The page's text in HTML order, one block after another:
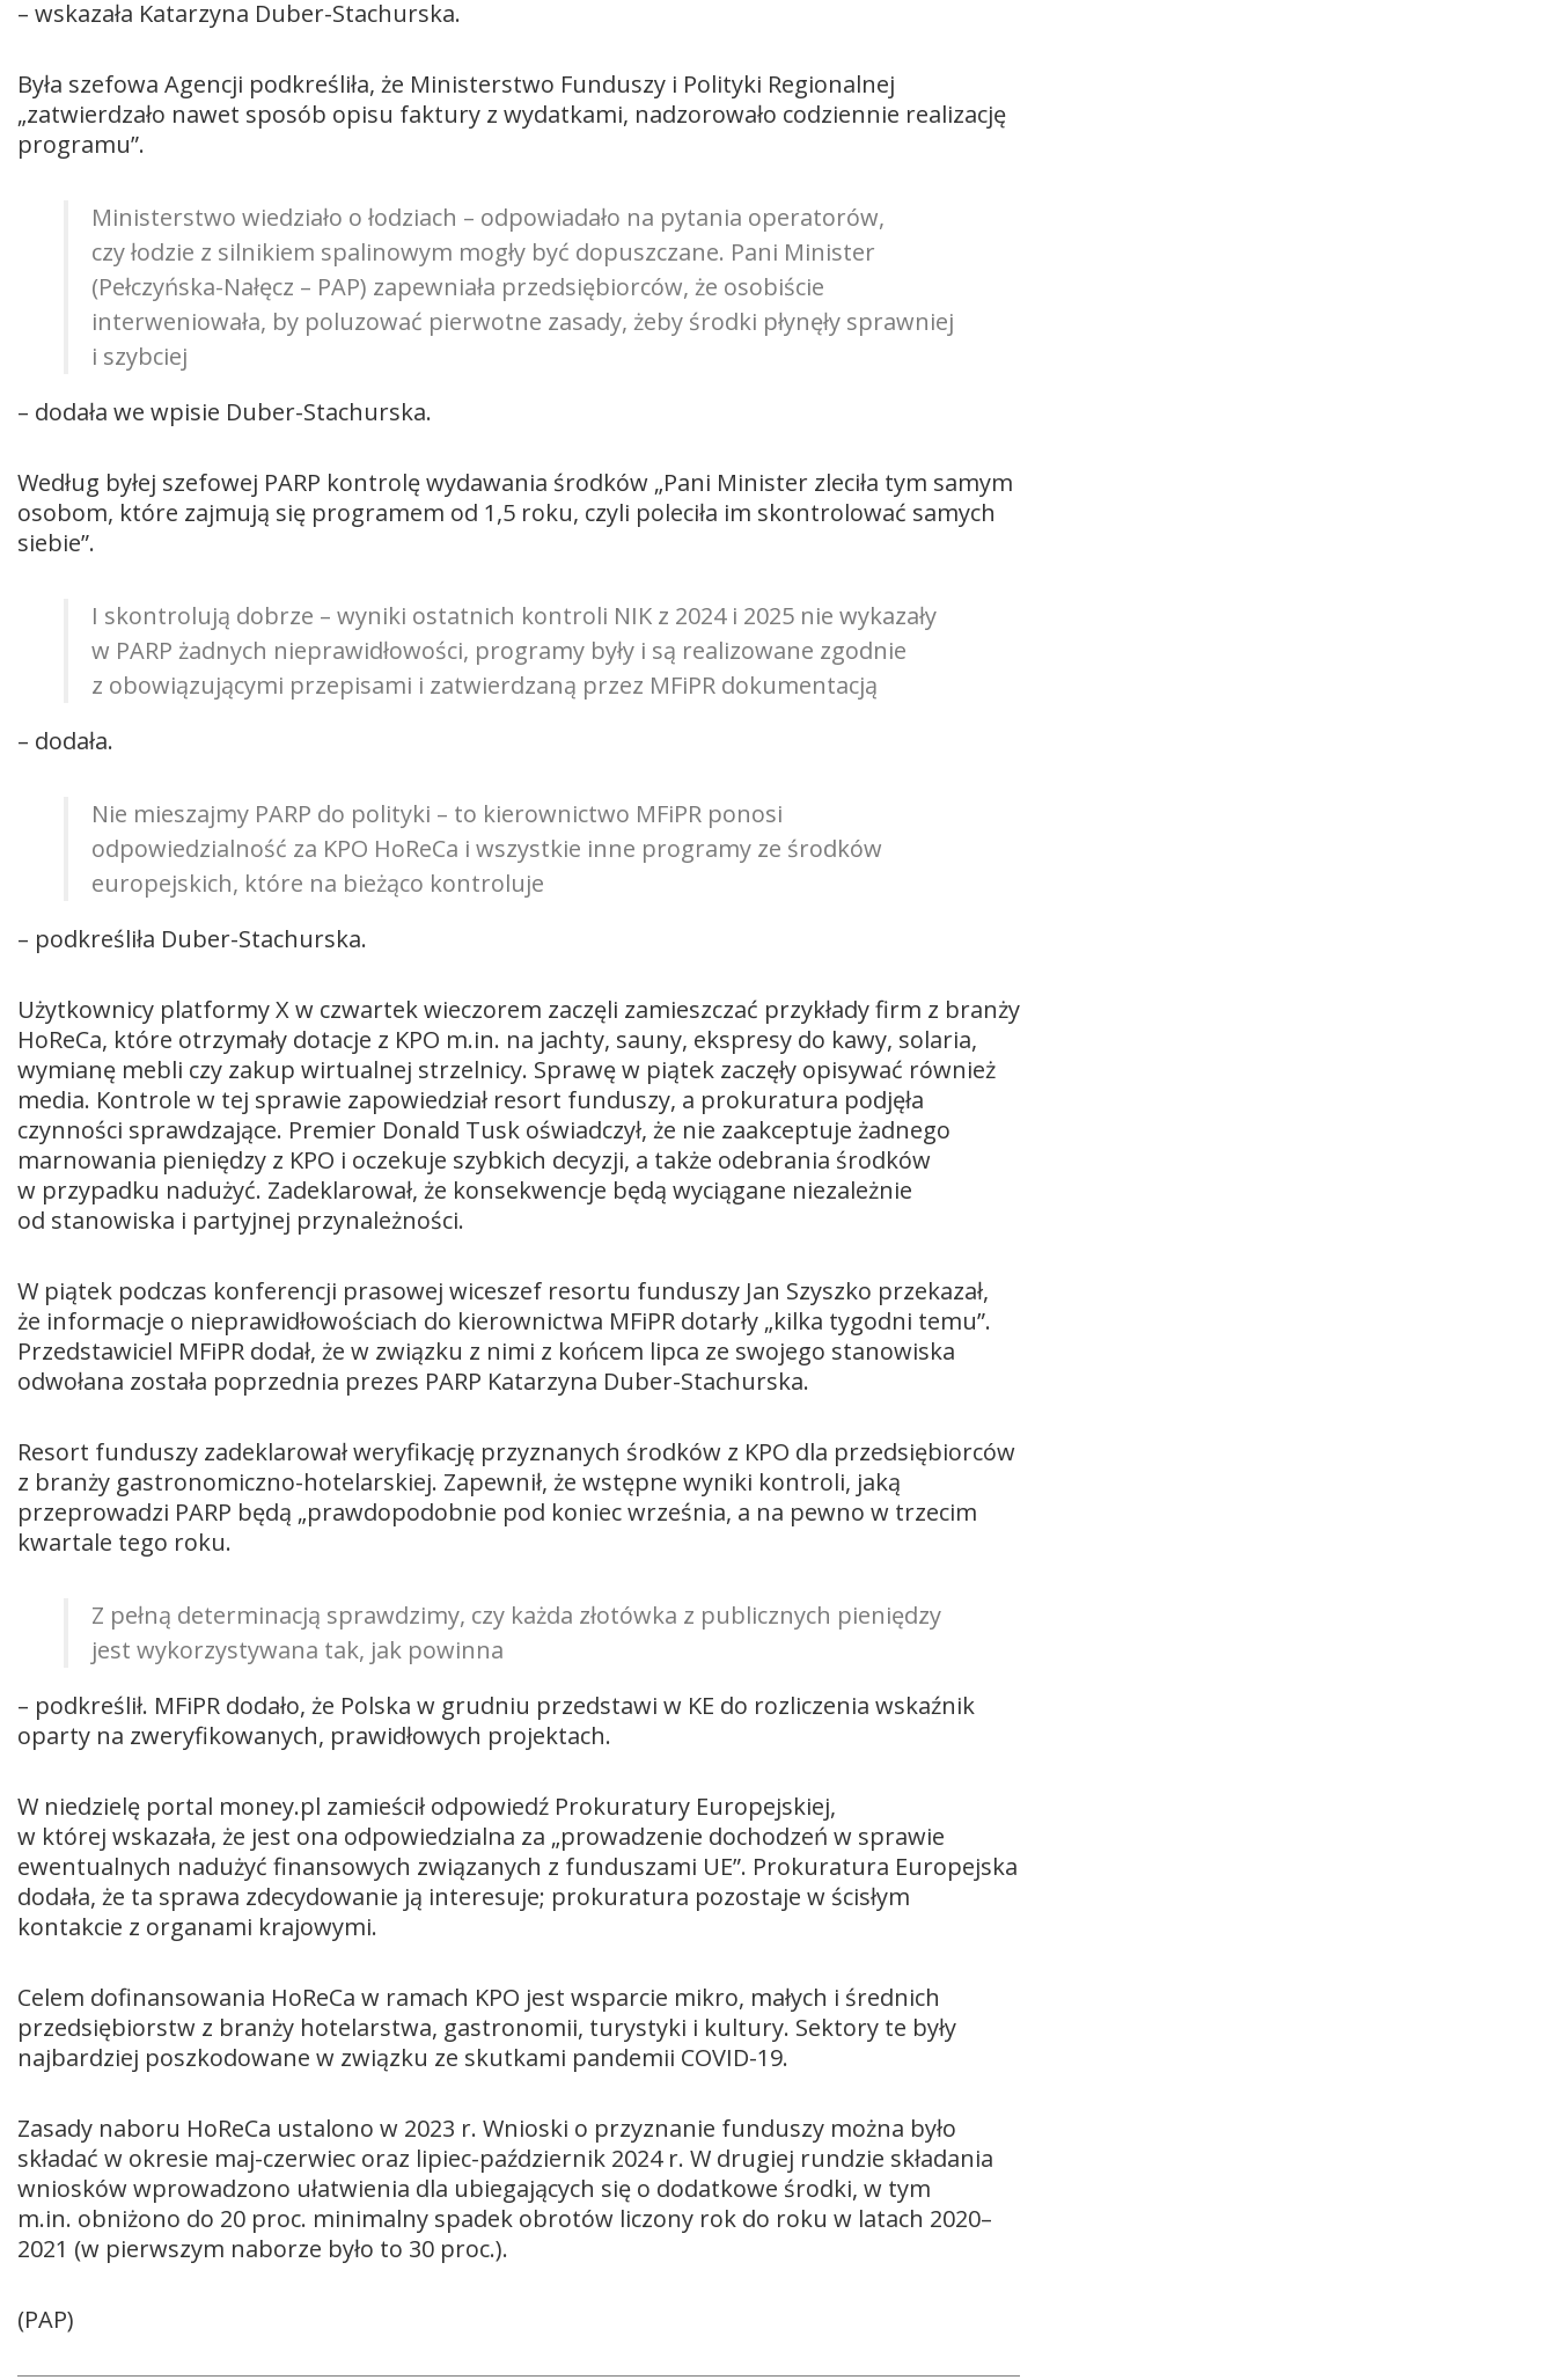
– wskazała Katarzyna Duber-Stachurska.
Była szefowa Agencji podkreśliła, że Ministerstwo Funduszy i Polityki Regionalnej
„zatwierdzało nawet sposób opisu faktury z wydatkami, nadzorowało codziennie realizację
programu”.
Ministerstwo wiedziało o łodziach – odpowiadało na pytania operatorów,
czy łodzie z silnikiem spalinowym mogły być dopuszczane. Pani Minister
(Pełczyńska-Nałęcz – PAP) zapewniała przedsiębiorców, że osobiście
interweniowała, by poluzować pierwotne zasady, żeby środki płynęły sprawniej
i szybciej
– dodała we wpisie Duber-Stachurska.
Według byłej szefowej PARP kontrolę wydawania środków „Pani Minister zleciła tym samym
osobom, które zajmują się programem od 1,5 roku, czyli poleciła im skontrolować samych
siebie”.
I skontrolują dobrze – wyniki ostatnich kontroli NIK z 2024 i 2025 nie wykazały
w PARP żadnych nieprawidłowości, programy były i są realizowane zgodnie
z obowiązującymi przepisami i zatwierdzaną przez MFiPR dokumentacją
– dodała.
Nie mieszajmy PARP do polityki – to kierownictwo MFiPR ponosi
odpowiedzialność za KPO HoReCa i wszystkie inne programy ze środków
europejskich, które na bieżąco kontroluje
– podkreśliła Duber-Stachurska.
Użytkownicy platformy X w czwartek wieczorem zaczęli zamieszczać przykłady firm z branży
HoReCa, które otrzymały dotacje z KPO m.in. na jachty, sauny, ekspresy do kawy, solaria,
wymianę mebli czy zakup wirtualnej strzelnicy. Sprawę w piątek zaczęły opisywać również
media. Kontrole w tej sprawie zapowiedział resort funduszy, a prokuratura podjęła
czynności sprawdzające. Premier Donald Tusk oświadczył, że nie zaakceptuje żadnego
marnowania pieniędzy z KPO i oczekuje szybkich decyzji, a także odebrania środków
w przypadku nadużyć. Zadeklarował, że konsekwencje będą wyciągane niezależnie
od stanowiska i partyjnej przynależności.
W piątek podczas konferencji prasowej wiceszef resortu funduszy Jan Szyszko przekazał,
że informacje o nieprawidłowościach do kierownictwa MFiPR dotarły „kilka tygodni temu”.
Przedstawiciel MFiPR dodał, że w związku z nimi z końcem lipca ze swojego stanowiska
odwołana została poprzednia prezes PARP Katarzyna Duber-Stachurska.
Resort funduszy zadeklarował weryfikację przyznanych środków z KPO dla przedsiębiorców
z branży gastronomiczno-hotelarskiej. Zapewnił, że wstępne wyniki kontroli, jaką
przeprowadzi PARP będą „prawdopodobnie pod koniec września, a na pewno w trzecim
kwartale tego roku.
Z pełną determinacją sprawdzimy, czy każda złotówka z publicznych pieniędzy
jest wykorzystywana tak, jak powinna
– podkreślił. MFiPR dodało, że Polska w grudniu przedstawi w KE do rozliczenia wskaźnik
oparty na zweryfikowanych, prawidłowych projektach.
W niedzielę portal money.pl zamieścił odpowiedź Prokuratury Europejskiej,
w której wskazała, że jest ona odpowiedzialna za „prowadzenie dochodzeń w sprawie
ewentualnych nadużyć finansowych związanych z funduszami UE”. Prokuratura Europejska
dodała, że ta sprawa zdecydowanie ją interesuje; prokuratura pozostaje w ścisłym
kontakcie z organami krajowymi.
Celem dofinansowania HoReCa w ramach KPO jest wsparcie mikro, małych i średnich
przedsiębiorstw z branży hotelarstwa, gastronomii, turystyki i kultury. Sektory te były
najbardziej poszkodowane w związku ze skutkami pandemii COVID-19.
Zasady naboru HoReCa ustalono w 2023 r. Wnioski o przyznanie funduszy można było
składać w okresie maj-czerwiec oraz lipiec-październik 2024 r. W drugiej rundzie składania
wniosków wprowadzono ułatwienia dla ubiegających się o dodatkowe środki, w tym
m.in. obniżono do 20 proc. minimalny spadek obrotów liczony rok do roku w latach 2020–
2021 (w pierwszym naborze było to 30 proc.).
(PAP)